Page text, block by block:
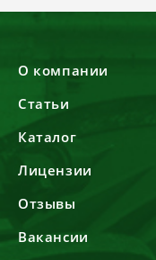
О компании
Статьи
Каталог
Лицензии
Отзывы
Вакансии